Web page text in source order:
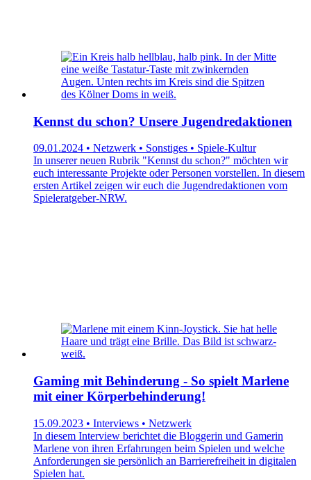
Kennst du schon? Unsere Jugendredaktionen
09.01.2024 • Netzwerk • Sonstiges • Spiele-Kultur
In unserer neuen Rubrik "Kennst du schon?" möchten wir
euch interessante Projekte oder Personen vorstellen. In diesem
ersten Artikel zeigen wir euch die Jugendredaktionen vom
Spieleratgeber-NRW.
Gaming mit Behinderung - So spielt Marlene
mit einer Körperbehinderung!
15.09.2023 • Interviews • Netzwerk
In diesem Interview berichtet die Bloggerin und Gamerin
Marlene von ihren Erfahrungen beim Spielen und welche
Anforderungen sie persönlich an Barrierefreiheit in digitalen
Spielen hat.